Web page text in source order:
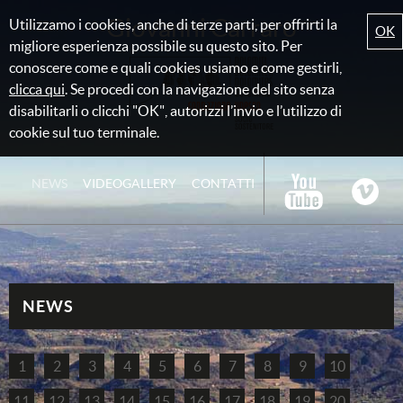
Utilizzamo i cookies, anche di terze parti, per offrirti la
migliore esperienza possibile su questo sito. Per
conoscere come e quali cookies usiamo e come gestirli,
clicca qui. Se procedi con la navigazione del sito senza
disabilitarli o clicchi "OK", autorizzi l’invio e l’utilizzo di
cookie sul tuo terminale.
OK
Giovanni Carraro
NEWS VIDEOGALLERY CONTATTI
NEWS
1 2 3 4 5 6 7 8 9 10